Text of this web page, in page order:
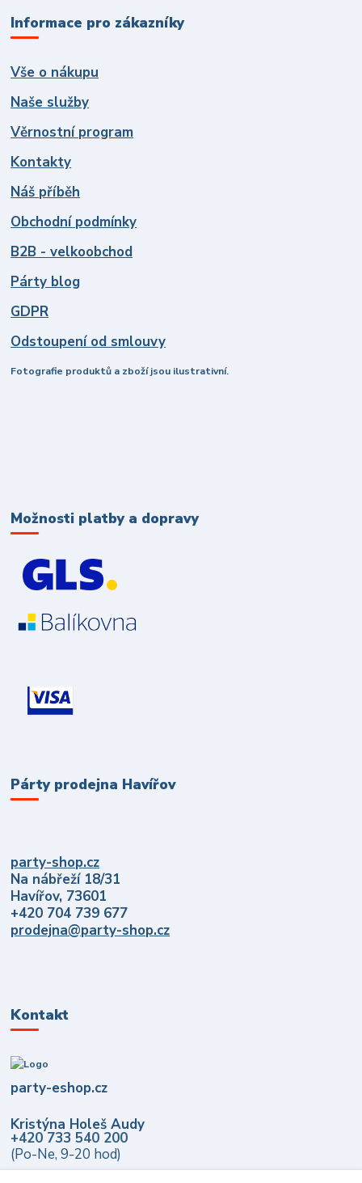
Informace pro zákazníky
Vše o nákupu
Naše služby
Věrnostní program
Kontakty
Náš příběh
Obchodní podmínky
B2B - velkoobchod
Párty blog
GDPR
Odstoupení od smlouvy
Fotografie produktů a zboží jsou ilustrativní.
Možnosti platby a dopravy
Párty prodejna Havířov
party-shop.cz
Na nábřeží 18/31
Havířov, 73601
+420 704 739 677
prodejna@party-shop.cz
Kontakt
party-eshop.cz
Kristýna Holeš Audy
+420 733 540 200
(Po-Ne, 9-20 hod)